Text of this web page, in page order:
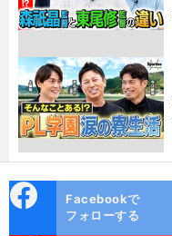
ok
Facebookで
フォローする